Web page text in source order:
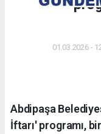
01.03.2026 -
Abdipaşa
İftarı' programı,